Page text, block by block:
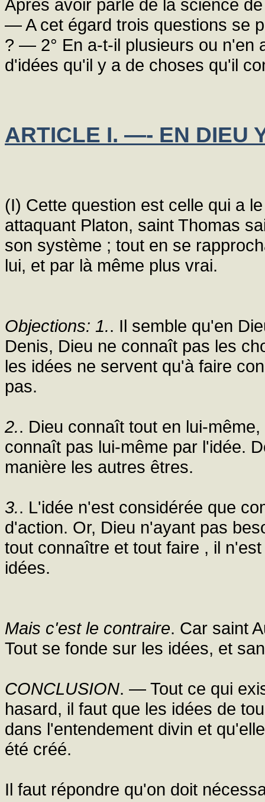
Apres avoir parlé de la science
— A cet égard trois questions se
? — 2° En a-t-il plusieurs ou n'en
d'idées qu'il y a de choses qu'il
ARTICLE I. —- EN DIEU
(I) Cette question est celle qui a
attaquant Platon, saint Thomas
son système ; tout en se
lui, et par là même plus vrai.
Objections: 1.. Il semble qu'en
Denis, Dieu ne connaît pas les
les idées ne servent qu'à faire
pas.
2.. Dieu connaît tout en lui-
connaît pas lui-même par l'idée.
manière les autres êtres.
3.. L'idée n'est considérée que
d'action. Or, Dieu n'ayant pas
tout connaître et tout faire , il
idées.
Mais c'est le contraire. Car saint
Tout se fonde sur les idées, et
CONCLUSION. — Tout ce qui
hasard, il faut que les idées de
dans l'entendement divin et
été créé.
Il faut répondre qu'on doit